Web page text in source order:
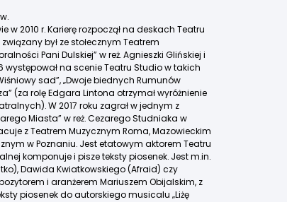
w 2010 r. Karierę rozpoczął na deskach Teatru
był ze stołecznym Teatrem
Pani Dulskiej” w reż. Agnieszki Glińskiej i
występował na scenie Teatru Studio w takich
sad”, „Dwoje biednych Rumunów
(za rolę Edgara Lintona otrzymał wyróżnienie
W 2017 roku zagrał w jednym z
Miasta” w reż. Cezarego Studniaka w
z Teatrem Muzycznym Roma, Mazowieckim
w Poznaniu. Jest etatowym aktorem Teatru
komponuje i pisze teksty piosenek. Jest m.in.
Dawida Kwiatkowskiego (Afraid) czy
i aranżerem Mariuszem Obijalskim, z
piosenek do autorskiego musicalu „Liżę